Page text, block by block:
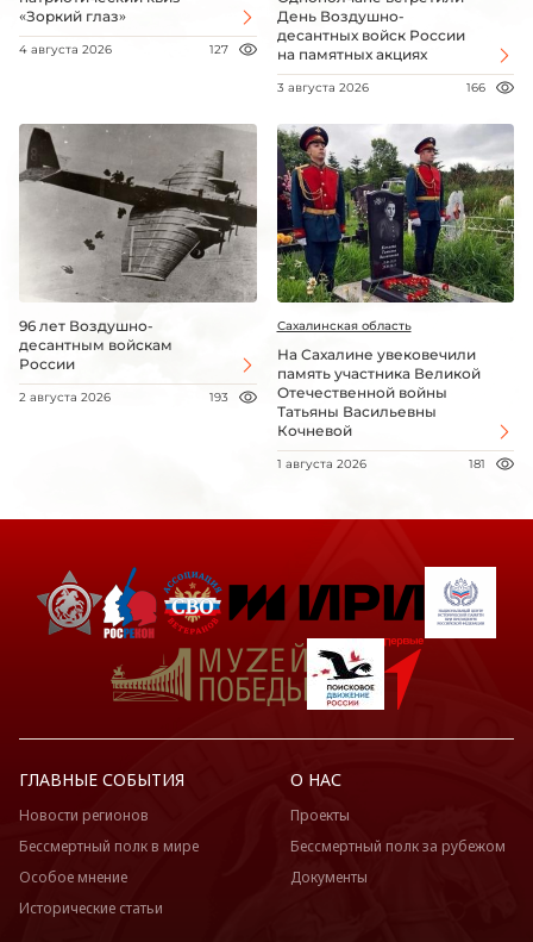
«Зоркий глаз»
4 августа 2026 127
День Воздушно-
десантных войск России
на памятных акциях
3 августа 2026 166
96 лет Воздушно-
десантным войскам
России
2 августа 2026 193
Сахалинская область
На Сахалине увековечили
память участника Великой
Отечественной войны
Татьяны Васильевны
Кочневой
1 августа 2026 181
ГЛАВНЫЕ СОБЫТИЯ
Новости регионов
Бессмертный полк в мире
Особое мнение
Исторические статьи
О НАС
Проекты
Бессмертный полк за рубежом
Документы